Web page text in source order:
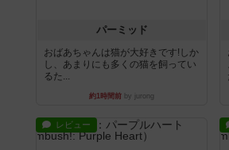
パーミッド
おばあちゃんは猫が大好きです!しか
し、あまりにも多くの猫を飼ってい
るた...
約1時間前 by jurong
レビュー